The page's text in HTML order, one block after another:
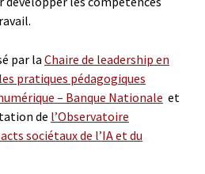
par la Chaire de leadership en
pratiques pédagogiques
– Banque Nationale et
de l’Observatoire
sociétaux de l’IA et du